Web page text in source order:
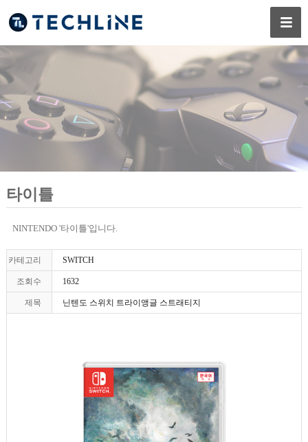
타이틀
NINTENDO '타이틀'입니다.
카테고리 SWITCH
조회수 1632
제목 닌텐도 스위치 트라이앵글 스트래티지